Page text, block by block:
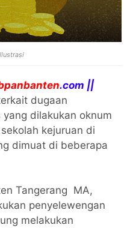
.com ||
dugaan
dilakukan oknum
kejuruan di
dimuat di beberapa
Tangerang MA,
penyelewengan
melakukan